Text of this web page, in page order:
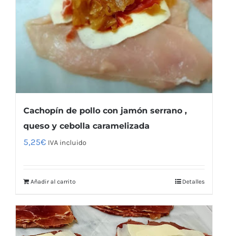
Cachopín de pollo con jamón serrano ,
queso y cebolla caramelizada
5,25€ IVA incluido
Añadir al carrito Detalles